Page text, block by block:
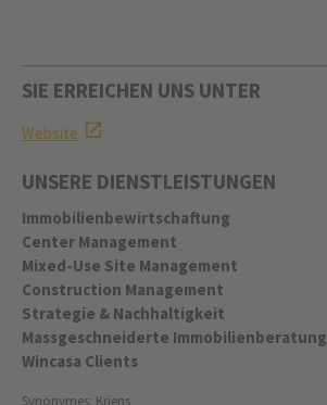
SIE ERREICHEN UNS UNTER
Website
UNSERE DIENSTLEISTUNGEN
Immobilienbewirtschaftung
Center Management
Mixed-Use Site Management
Construction Management
Strategie & Nachhaltigkeit
Massgeschneiderte Immobilienberatung
Wincasa Clients
Synonymes: Kriens